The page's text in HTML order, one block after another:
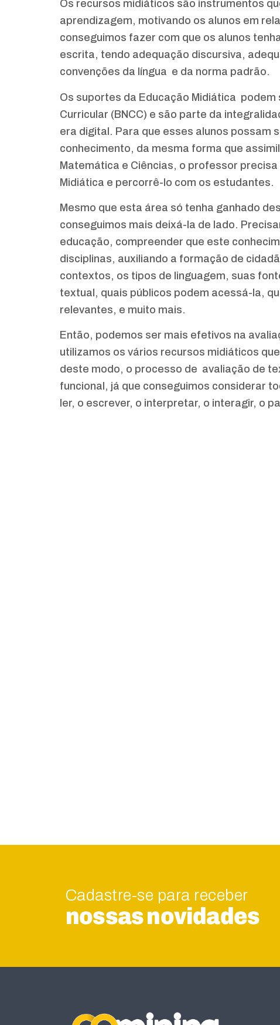
Os recursos midiáticos são instrumentos
aprendizagem, motivando os alunos em
conseguimos fazer com que os alunos
escrita, tendo adequação discursiva,
convenções da língua e da norma padrão.
Os suportes da Educação Midiática
Curricular (BNCC) e são parte da
era digital. Para que esses alunos possam
conhecimento, da mesma forma que
Matemática e Ciências, o professor
Midiática e percorrê-lo com os estudantes.
Mesmo que esta área só tenha ganhado
conseguimos mais deixá-la de lado.
educação, compreender que este
disciplinas, auxiliando a formação de
contextos, os tipos de linguagem, suas
textual, quais públicos podem acessá-la,
relevantes, e muito mais.
Então, podemos ser mais efetivos na
utilizamos os vários recursos midiáticos
deste modo, o processo de avaliação de
funcional, já que conseguimos considerar
ler, o escrever, o interpretar, o interagir, o
Cadastre-se para receber
nossas novidades